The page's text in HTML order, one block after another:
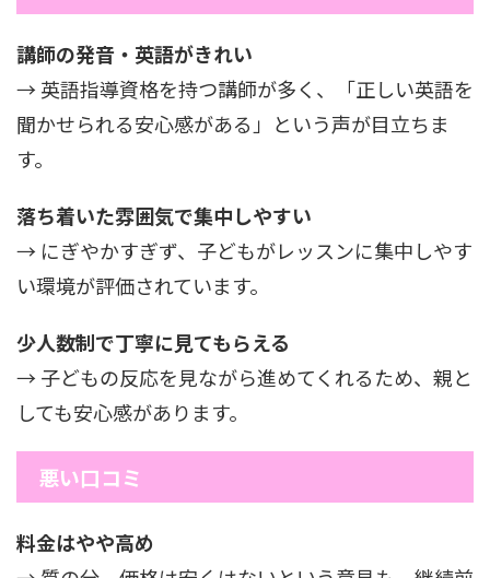
講師の発音・英語がきれい
→ 英語指導資格を持つ講師が多く、「正しい英語を
聞かせられる安心感がある」という声が目立ちま
す。
落ち着いた雰囲気で集中しやすい
→ にぎやかすぎず、子どもがレッスンに集中しやす
い環境が評価されています。
少人数制で丁寧に見てもらえる
→ 子どもの反応を見ながら進めてくれるため、親と
しても安心感があります。
悪い口コミ
料金はやや高め